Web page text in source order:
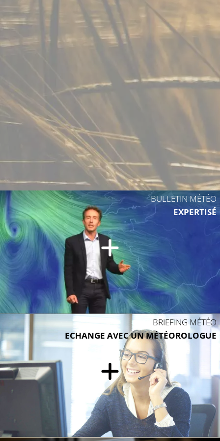
BULLETIN MÉTÉO
EXPERTISÉ
BRIEFING MÉTÉO
ECHANGE AVEC UN MÉTÉOROLOGUE